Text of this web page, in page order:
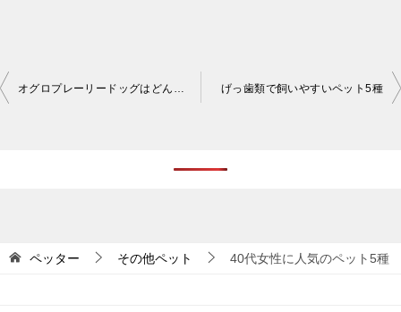
投
シ
オグロプレーリードッグはどんな子？性格・寿命・価格を知ろう げっ歯類で飼いやすいペット5種
ペッター その他ペット 40代女性に人気のペット5種